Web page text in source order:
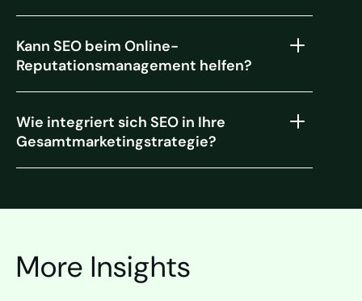
Kann SEO beim Online-
Reputationsmanagement helfen?
Wie integriert sich SEO in Ihre
Gesamtmarketingstrategie?
More Insights